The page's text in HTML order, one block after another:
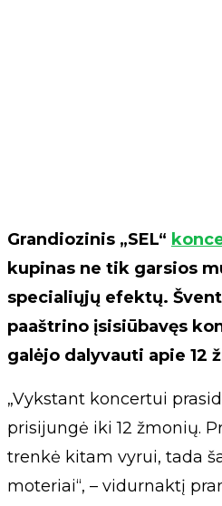
Grandiozinis „SEL“
kupinas ne tik garsios
specialiųjų efektų.
paaštrino įsisiūbavęs
galėjo dalyvauti apie 12
„Vykstant koncertui
prisijungė iki 12 žmonių.
trenkė kitam vyrui, tada
moteriai“, – vidurnaktį